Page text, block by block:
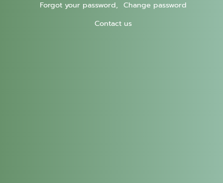
Forgot your password, Change password
Contact us